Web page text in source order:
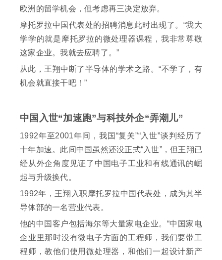
欧洲的留学机会，但考虑再三决定放弃。
摩托罗拉中国代表处的招聘消息此时出现了。“我大
学学的就是摩托罗拉的微处理器课程，我非常尊敬
这家企业。我就去应聘了。”
从此，王翔中断了半导体的学术之路。“不学了，有
机会就直接干吧！”
中国入世“加速跑”与科技外企“弄潮儿”
1992年至2001年间，我国“复关”“入世”谈判经历了
十年加速。此间中国虽然还没正式“入世”，但王翔已
经从外企角度见证了中国电子工业和有线通讯的崛
起与升级换代。
1992年，王翔入职摩托罗拉中国代表处，成为其半
导体部的一名营业代表。
他的中国客户包括海尔等大量家电企业。“中国家电
企业里那时没有微电子方面的工程师，我们要带工
程师，教他们使用微处理器，和他们一起设计新产